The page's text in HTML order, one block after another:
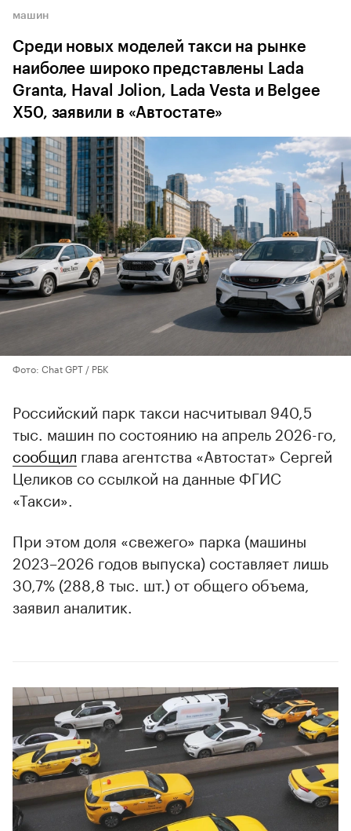
машин
Среди новых моделей такси на рынке
наиболее широко представлены Lada
Granta, Haval Jolion, Lada Vesta и Belgee
X50, заявили в «Автостате»
Фото: Chat GPT / РБК
Российский парк такси насчитывал 940,5
тыс. машин по состоянию на апрель 2026-го,
сообщил глава агентства «Автостат» Сергей
Целиков со ссылкой на данные ФГИС
«Такси».
При этом доля «свежего» парка (машины
2023–2026 годов выпуска) составляет лишь
30,7% (288,8 тыс. шт.) от общего объема,
заявил аналитик.
00:00 / 00:00